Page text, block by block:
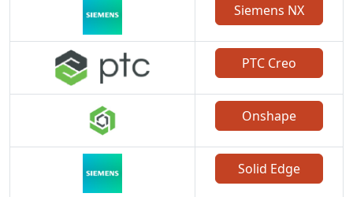
Siemens NX
PTC Creo
Onshape
Solid Edge